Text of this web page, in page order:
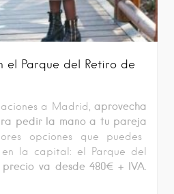
el Parque del Retiro de
a Madrid, aprovecha
pedir la mano a tu pareja
opciones que puedes
la capital: el Parque del
precio va desde 480€ + IVA.